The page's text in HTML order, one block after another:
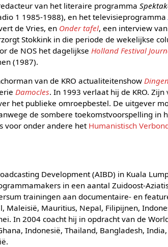
van het literaire programma
1 1985-1988), en het televisieprogramma
de Vries, en Onder tafel, een interview
Stokkink in die periode de wekelijkse
de NOS het dagelijkseHolland Festival
(1987).
van de KRO actualiteitenshow
Damocles. In 1993 verlaat hij de KRO.
het publieke omroepbestel. De uitgever
de sombere toekomstvoorspelling in
voor onder andere hetHumanistisch
Development (AIBD) in Kuala
in een aantal Zuidoost-
trainingen aan documentaire- en
Maleisië, Mauritius, Nepal, Filipijnen,
In 2004 coacht hij in opdracht van de
Indonesië, Thailand, Bangladesh,